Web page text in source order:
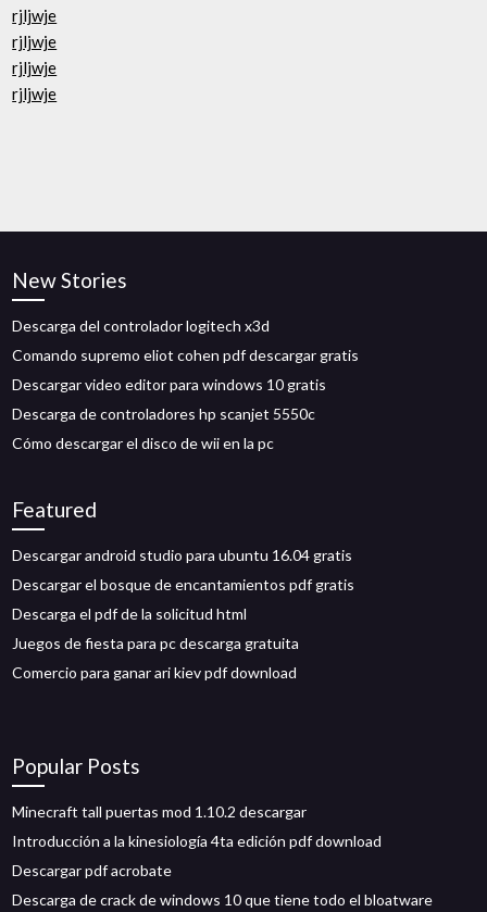
rjljwje
rjljwje
rjljwje
rjljwje
New Stories
Descarga del controlador logitech x3d
Comando supremo eliot cohen pdf descargar gratis
Descargar video editor para windows 10 gratis
Descarga de controladores hp scanjet 5550c
Cómo descargar el disco de wii en la pc
Featured
Descargar android studio para ubuntu 16.04 gratis
Descargar el bosque de encantamientos pdf gratis
Descarga el pdf de la solicitud html
Juegos de fiesta para pc descarga gratuita
Comercio para ganar ari kiev pdf download
Popular Posts
Minecraft tall puertas mod 1.10.2 descargar
Introducción a la kinesiología 4ta edición pdf download
Descargar pdf acrobate
Descarga de crack de windows 10 que tiene todo el bloatware